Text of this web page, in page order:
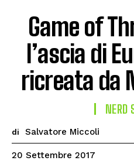
Game of
l’ascia di
ricreata da
NERD
di Salvatore Miccoli
20 Settembre 2017